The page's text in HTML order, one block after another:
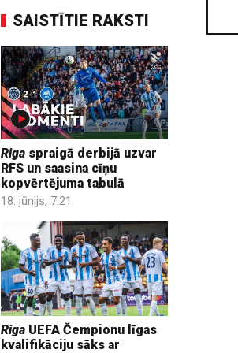
SAISTĪTIE RAKSTI
Riga spraigā derbijā uzvar
RFS un saasina cīņu
kopvērtējuma tabulā
18. jūnijs, 7:21
Riga UEFA Čempionu līgas
kvalifikāciju sāks ar